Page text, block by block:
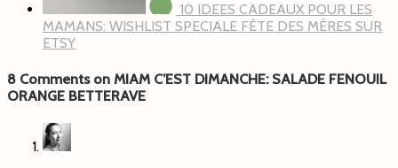
10 IDEES CADEAUX POUR LES
MAMANS: WISHLIST SPECIALE FÊTE DES MÈRES SUR
ETSY
8 Comments on MIAM C’EST DIMANCHE: SALADE FENOUIL
ORANGE BETTERAVE